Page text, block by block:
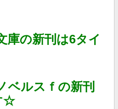
庫の新刊は6タイ
ベルスｆの新刊
☆